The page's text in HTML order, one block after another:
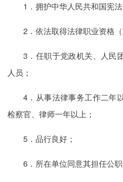
1．拥护中华人民共和国宪法
2．依法取得法律职业资格
3．任职于党政机关、人民
人员；
4．从事法律事务工作二年
检察官、律师一年以上；
5．品行良好；
6．所在单位同意其担任公职